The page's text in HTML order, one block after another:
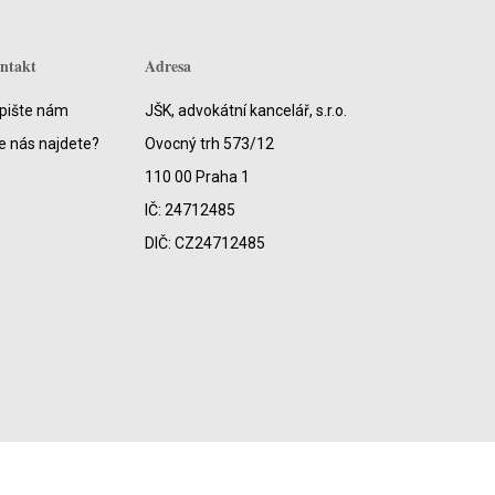
nám
nás najdete?
Adresa
JŠK, advokátní kancelář, s.r.o.
Ovocný trh 573/12
110 00 Praha 1
IČ: 24712485
DIČ: CZ24712485